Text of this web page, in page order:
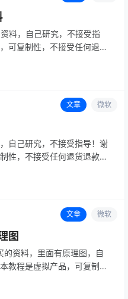
料，自己研究，不接受指
可复制性，不接受任何退货
文章 微软
自己研究，不接受指导！谢
性，不接受任何退货退款。
文章 微软
图
资料，里面有原理图，自
教程是虚拟产品，可复制
：拆机帮